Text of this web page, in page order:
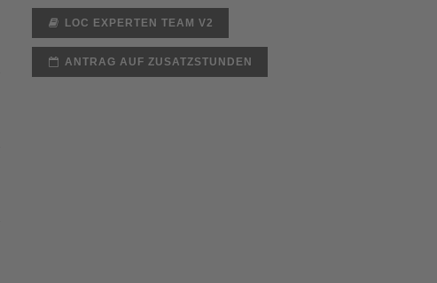
LOC EXPERTEN TEAM V2
ANTRAG AUF ZUSATZSTUNDEN